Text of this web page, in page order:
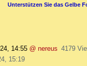
Unterstützen Sie das Gelbe
14:55 @ nereus 4179
15:19